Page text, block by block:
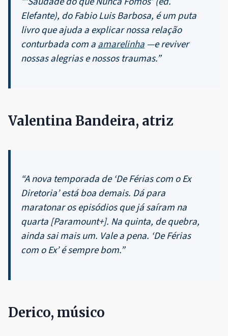
Elefante), do Fabio Luis Barbosa, é um puta
livro que ajuda a explicar nossa relação
conturbada com aamarelinha —e reviver
nossas alegrias e nossos traumas.”
Valentina Bandeira, atriz
“A nova temporada de ‘De Férias com o Ex
Diretoria’ está boa demais. Dá para
maratonar os episódios que já saíram na
quarta [Paramount+]. Na quinta, de quebra,
ainda sai mais um. Vale a pena. ‘De Férias
com o Ex’ é sempre bom.”
Derico, músico